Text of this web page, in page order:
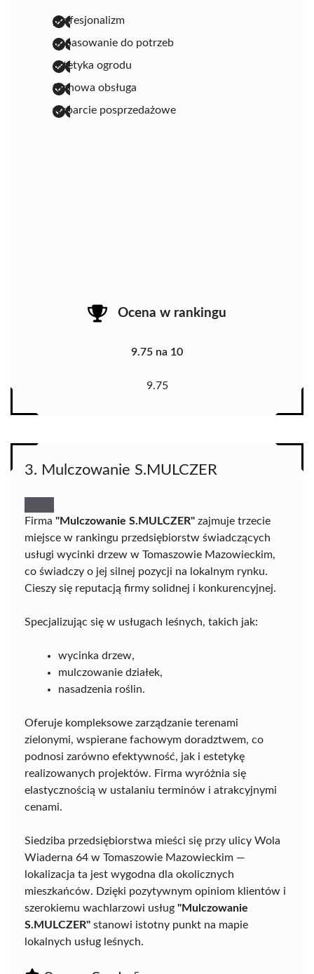
profesjonalizm
dopasowanie do potrzeb
estetyka ogrodu
fachowa obsługa
wsparcie posprzedażowe
Ocena w rankingu
9.75 na 10
9.75
3. Mulczowanie S.MULCZER
Firma "Mulczowanie S.MULCZER" zajmuje trzecie
miejsce w rankingu przedsiębiorstw świadczących
usługi wycinki drzew w Tomaszowie Mazowieckim,
co świadczy o jej silnej pozycji na lokalnym rynku.
Cieszy się reputacją firmy solidnej i konkurencyjnej.
Specjalizując się w usługach leśnych, takich jak:
wycinka drzew,
mulczowanie działek,
nasadzenia roślin.
Oferuje kompleksowe zarządzanie terenami
zielonymi, wspierane fachowym doradztwem, co
podnosi zarówno efektywność, jak i estetykę
realizowanych projektów. Firma wyróżnia się
elastycznością w ustalaniu terminów i atrakcyjnymi
cenami.
Siedziba przedsiębiorstwa mieści się przy ulicy Wola
Wiaderna 64 w Tomaszowie Mazowieckim —
lokalizacja ta jest wygodna dla okolicznych
mieszkańców. Dzięki pozytywnym opiniom klientów i
szerokiemu wachlarzowi usług "Mulczowanie
S.MULCZER" stanowi istotny punkt na mapie
lokalnych usług leśnych.